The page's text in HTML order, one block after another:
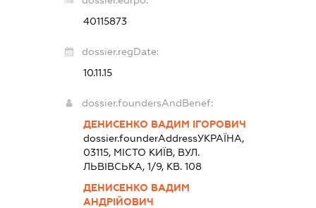
40115873
dossier.regDate:
10.11.15
dossier.foundersAndBenef:
ДЕНИСЕНКО ВАДИМ ІГОРОВИЧ
dossier.founderAddressУКРАЇНА,
03115, МІСТО КИЇВ, ВУЛ.
ЛЬВІВСЬКА, 1/9, КВ. 108
ДЕНИСЕНКО ВАДИМ
АНДРІЙОВИЧ